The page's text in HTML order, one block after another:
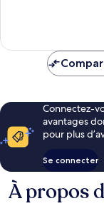
Connectez-
avantages
pour plus
Se connecter
À propos